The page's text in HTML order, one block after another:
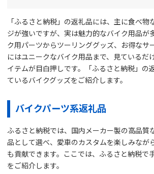
「ふるさと納税」の返礼品には、主に食べ物
ジが強いですが、実は魅力的なバイク用品が
ク用パーツからツーリンググッズ、お得なサ
にはユニークなバイク用品まで、見ているだ
イテムが目白押しです。「ふるさと納税」の
ているバイクグッズをご紹介します。
バイクパーツ系返礼品
ふるさと納税では、国内メーカー製の高品質
品として選べ、愛車のカスタムを楽しみなが
も貢献できます。ここでは、ふるさと納税で
をご紹介します。